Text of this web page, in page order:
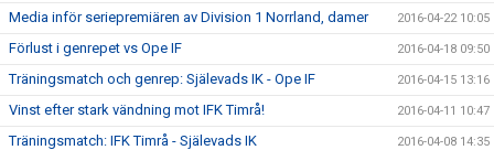
Media inför seriepremiären av Division 1 Norrland, damer 2016-04-22 10:05
Förlust i genrepet vs Ope IF 2016-04-18 09:50
Träningsmatch och genrep: Själevads IK - Ope IF 2016-04-15 13:16
Vinst efter stark vändning mot IFK Timrå! 2016-04-11 10:47
Träningsmatch: IFK Timrå - Själevads IK 2016-04-08 14:35